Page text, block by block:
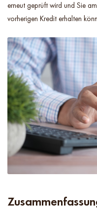
erneut geprüft wird und Sie
vorherigen Kredit erhalten